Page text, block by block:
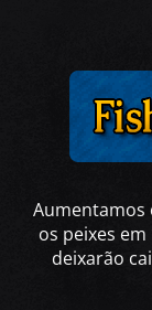
Aumentamos
os peixes em
deixarão